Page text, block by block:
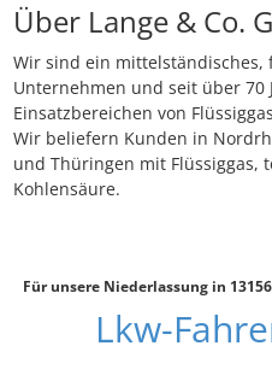
Über Lange & Co.
Wir sind ein mittelständisches,
Unternehmen und seit über 70
Einsatzbereichen von
Wir beliefern Kunden in
und Thüringen mit Flüssiggas,
Kohlensäure.
Für unsere Niederlassung in
Lkw-